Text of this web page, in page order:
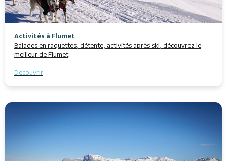
Activités à Flumet
Balades en raquettes, détente, activités après ski, découvrez le
meilleur de Flumet
Découvrir